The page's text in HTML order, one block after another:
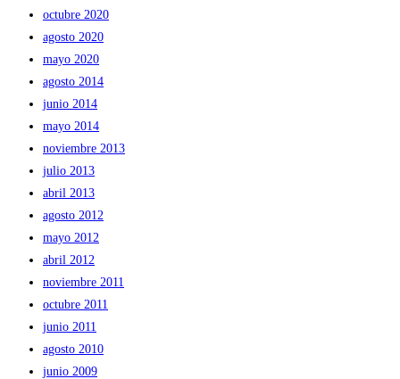
octubre 2020
agosto 2020
mayo 2020
agosto 2014
junio 2014
mayo 2014
noviembre 2013
julio 2013
abril 2013
agosto 2012
mayo 2012
abril 2012
noviembre 2011
octubre 2011
junio 2011
agosto 2010
junio 2009